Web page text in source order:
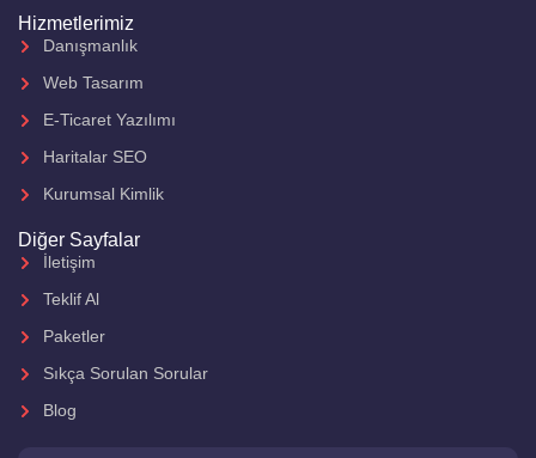
Hizmetlerimiz
Danışmanlık
Web Tasarım
E-Ticaret Yazılımı
Haritalar SEO
Kurumsal Kimlik
Diğer Sayfalar
İletişim
Teklif Al
Paketler
Sıkça Sorulan Sorular
Blog